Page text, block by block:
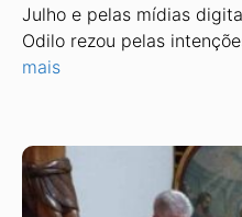
Julho e pelas mídias
Odilo rezou pelas
mais